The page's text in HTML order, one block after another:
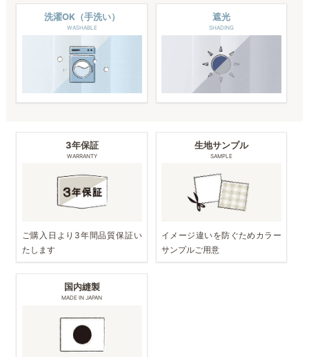
洗濯OK（手洗い）
WASHABLE
遮光
SHADING
3年保証
WARRANTY
ご購入日より3年間品質保証い
たします
生地サンプル
SAMPLE
イメージ違いを防ぐためカラー
サンプルご用意
国内縫製
MADE IN JAPAN